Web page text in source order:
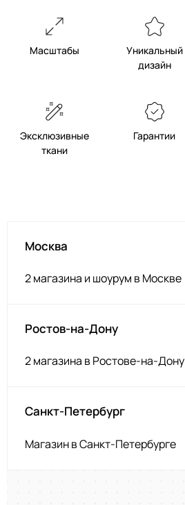
Масштабы
Уникальный
дизайн
Эксклюзивные
ткани
Гарантии
Москва
2 магазина и шоурум в Москве
Ростов-на-Дону
2 магазина в Ростове-на-Дону
Санкт-Петербург
Магазин в Санкт-Петербурге